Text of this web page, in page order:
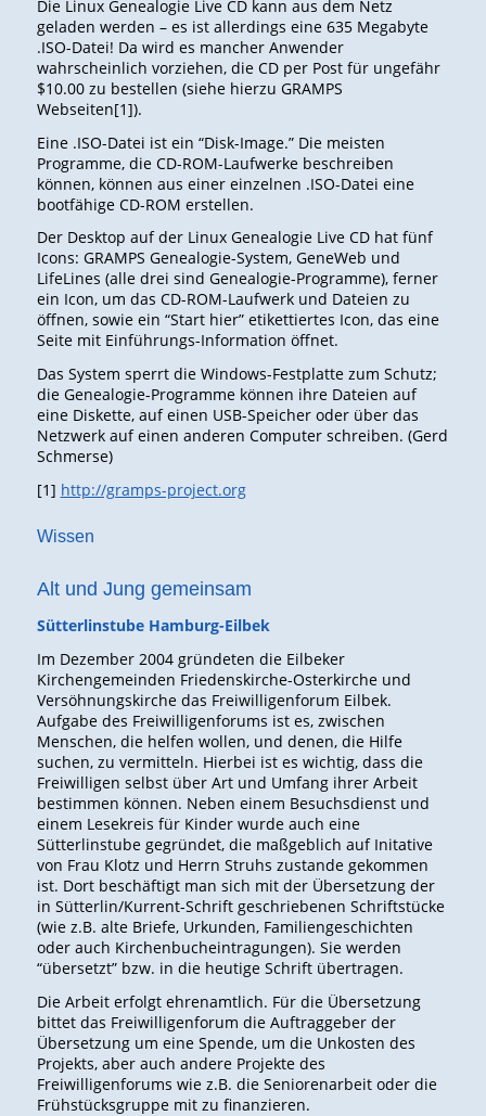
Die Linux Genealogie Live CDkann aus dem Netz
geladen werden – es ist allerdings eine 635 Megabyte
.ISO-Datei! Da wird es mancher Anwender
wahrscheinlich vorziehen, die CD per Post für ungefähr
$10.00 zu bestellen (siehe hierzu GRAMPS
Webseiten[1]).
Eine .ISO-Datei ist ein “Disk-Image.” Die meisten
Programme, die CD-ROM-Laufwerke beschreiben
können, können aus einer einzelnen .ISO-Datei eine
bootfähige CD-ROM erstellen.
Der Desktop auf der Linux Genealogie Live CDhat fünf
Icons: GRAMPS Genealogie-System, GeneWeb und
LifeLines (alle drei sind Genealogie-Programme), ferner
ein Icon, um das CD-ROM-Laufwerk und Dateien zu
öffnen, sowie ein “Start hier” etikettiertes Icon, das eine
Seite mit Einführungs-Information öffnet.
Das System sperrt die Windows-Festplatte zum Schutz;
die Genealogie-Programme können ihre Dateien auf
eine Diskette, auf einen USB-Speicher oder über das
Netzwerk auf einen anderen Computer schreiben. (Gerd
Schmerse)
[1] http://gramps-project.org
Wissen
Alt und Jung gemeinsam
Sütterlinstube Hamburg-Eilbek
Im Dezember 2004 gründeten die Eilbeker
Kirchengemeinden Friedenskirche-Osterkirche und
Versöhnungskirche das Freiwilligenforum Eilbek.
Aufgabe des Freiwilligenforums ist es, zwischen
Menschen, die helfen wollen, und denen, die Hilfe
suchen, zu vermitteln. Hierbei ist es wichtig, dass die
Freiwilligen selbst über Art und Umfang ihrer Arbeit
bestimmen können. Neben einem Besuchsdienst und
einem Lesekreis für Kinder wurde auch eine
Sütterlinstube gegründet, die maßgeblich auf Initative
von Frau Klotz und Herrn Struhs zustande gekommen
ist. Dort beschäftigt man sich mit der Übersetzung der
in Sütterlin/Kurrent-Schrift geschriebenen Schriftstücke
(wie z.B. alte Briefe, Urkunden, Familiengeschichten
oder auch Kirchenbucheintragungen). Sie werden
“übersetzt” bzw. in die heutige Schrift übertragen.
Die Arbeit erfolgt ehrenamtlich. Für die Übersetzung
bittet das Freiwilligenforum die Auftraggeber der
Übersetzung um eine Spende, um die Unkosten des
Projekts, aber auch andere Projekte des
Freiwilligenforums wie z.B. die Seniorenarbeit oder die
Frühstücksgruppe mit zu finanzieren.